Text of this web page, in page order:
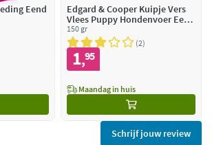
Eend
Edgard & Cooper Kuipje Vers
Vlees Puppy Hondenvoer Eend
- Kip
150 gr
2
1,95
Maandag in huis
Schrijf jouw review